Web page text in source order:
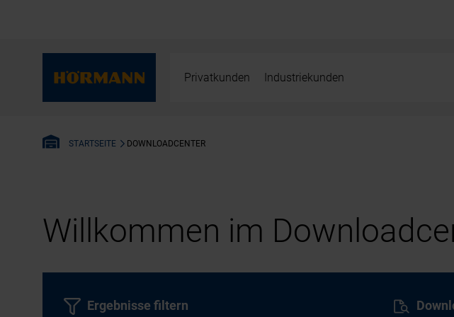
Privatkunden Industriekunden
STARTSEITE DOWNLOADCENTER
Willkommen im
Ergebnisse filtern